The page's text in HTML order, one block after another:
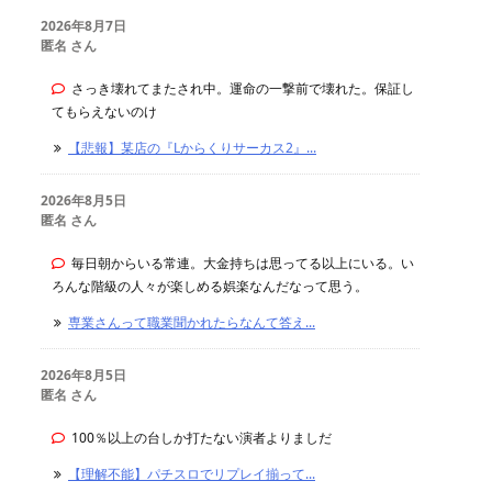
2026年8月7日
匿名 さん
さっき壊れてまたされ中。運命の一撃前で壊れた。保証し
てもらえないのけ
【悲報】某店の『Lからくりサーカス2』...
2026年8月5日
匿名 さん
毎日朝からいる常連。大金持ちは思ってる以上にいる。い
ろんな階級の人々が楽しめる娯楽なんだなって思う。
専業さんって職業聞かれたらなんて答え...
2026年8月5日
匿名 さん
100％以上の台しか打たない演者よりましだ
【理解不能】パチスロでリプレイ揃って...